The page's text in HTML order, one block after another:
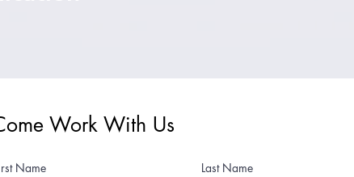
Work With Us
Name Last Name